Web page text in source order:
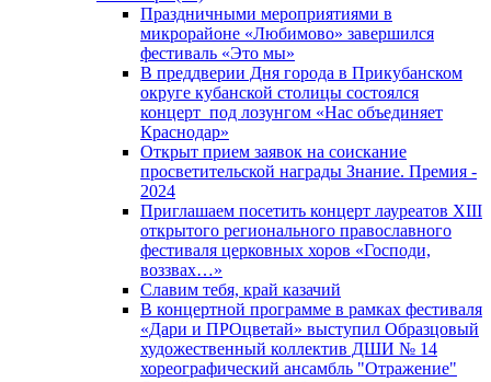
Праздничными мероприятиями в
микрорайоне «Любимово» завершился
фестиваль «Это мы»
В преддверии Дня города в Прикубанском
округе кубанской столицы состоялся
концерт под лозунгом «Нас объединяет
Краснодар»
Открыт прием заявок на соискание
просветительской награды Знание. Премия -
2024
Приглашаем посетить концерт лауреатов XIII
открытого регионального православного
фестиваля церковных хоров «Господи,
воззвах…»
Славим тебя, край казачий
В концертной программе в рамках фестиваля
«Дари и ПРОцветай» выступил Образцовый
художественный коллектив ДШИ № 14
хореографический ансамбль "Отражение"